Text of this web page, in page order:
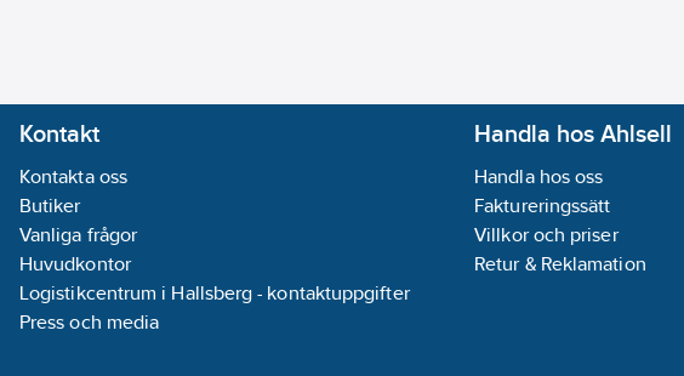
Kontakt
Kontakta oss
Butiker
Vanliga frågor
Huvudkontor
Logistikcentrum i Hallsberg - kontaktuppgifter
Press och media
Handla hos Ahlsell
Handla hos oss
Faktureringssätt
Villkor och priser
Retur & Reklamation